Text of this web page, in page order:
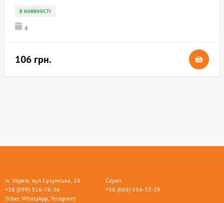
В НАЯВНОСТІ
4
106 грн.
м. Харків, вул.Сухумська, 24
+38 (099) 316-76-36
(Viber, WhatsApp, Telegram)
Сервіс
+38 (066) 556-33-29